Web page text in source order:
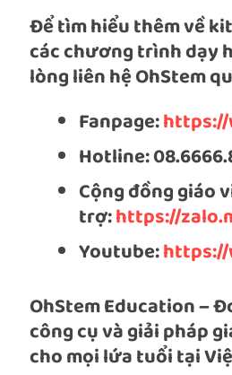
Để tìm hiểu thêm về
các chương trình dạy
lòng liên hệ OhStem
Fanpage:
Hotline:
Cộng đồng giáo
trợ:https://
Youtube:
OhStem Education –
công cụ và giải pháp
cho mọi lứa tuổi tại